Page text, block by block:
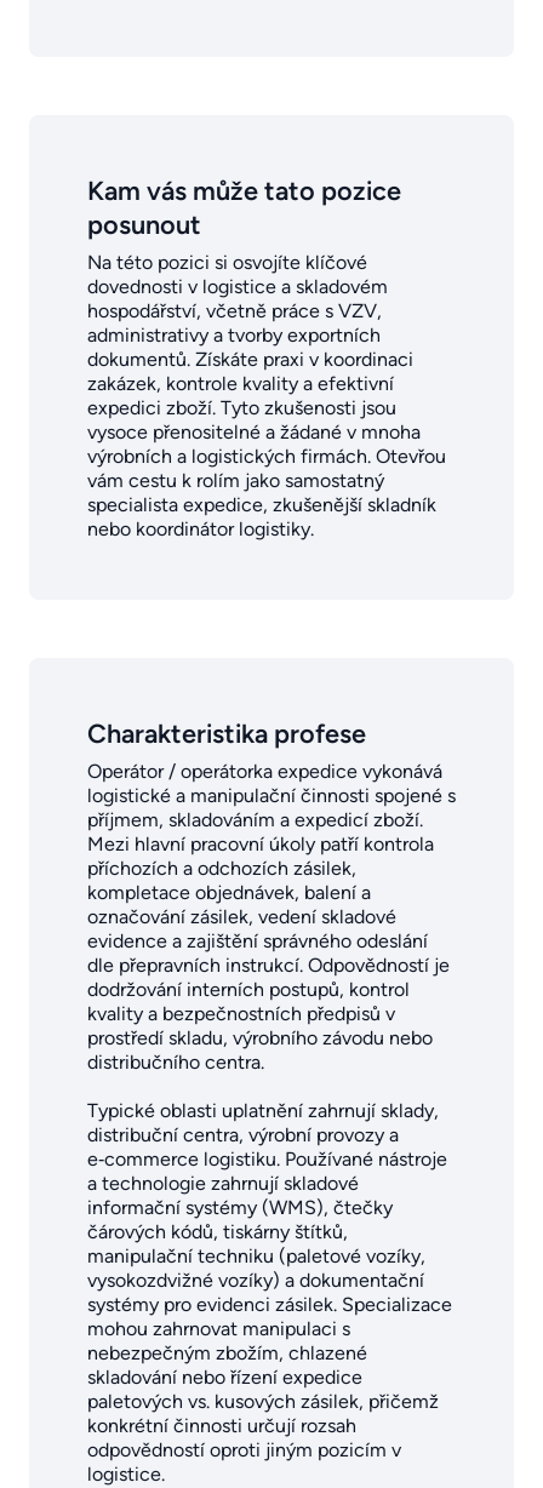
Kam vás může tato pozice
posunout
Na této pozici si osvojíte klíčové
dovednosti v logistice a skladovém
hospodářství, včetně práce s VZV,
administrativy a tvorby exportních
dokumentů. Získáte praxi v koordinaci
zakázek, kontrole kvality a efektivní
expedici zboží. Tyto zkušenosti jsou
vysoce přenositelné a žádané v mnoha
výrobních a logistických firmách. Otevřou
vám cestu k rolím jako samostatný
specialista expedice, zkušenější skladník
nebo koordinátor logistiky.
Charakteristika profese
Operátor / operátorka expedice vykonává
logistické a manipulační činnosti spojené s
příjmem, skladováním a expedicí zboží.
Mezi hlavní pracovní úkoly patří kontrola
příchozích a odchozích zásilek,
kompletace objednávek, balení a
označování zásilek, vedení skladové
evidence a zajištění správného odeslání
dle přepravních instrukcí. Odpovědností je
dodržování interních postupů, kontrol
kvality a bezpečnostních předpisů v
prostředí skladu, výrobního závodu nebo
distribučního centra.
Typické oblasti uplatnění zahrnují sklady,
distribuční centra, výrobní provozy a
e‑commerce logistiku. Používané nástroje
a technologie zahrnují skladové
informační systémy (WMS), čtečky
čárových kódů, tiskárny štítků,
manipulační techniku (paletové vozíky,
vysokozdvižné vozíky) a dokumentační
systémy pro evidenci zásilek. Specializace
mohou zahrnovat manipulaci s
nebezpečným zbožím, chlazené
skladování nebo řízení expedice
paletových vs. kusových zásilek, přičemž
konkrétní činnosti určují rozsah
odpovědností oproti jiným pozicím v
logistice.